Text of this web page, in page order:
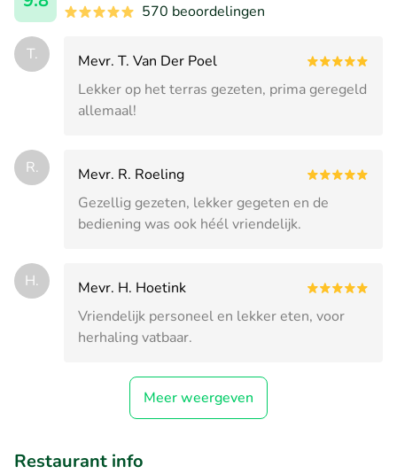
570 beoordelingen
T.
Mevr. T. Van Der Poel
Lekker op het terras gezeten, prima geregeld
allemaal!
R.
Mevr. R. Roeling
Gezellig gezeten, lekker gegeten en de
bediening was ook héél vriendelijk.
H.
Mevr. H. Hoetink
Vriendelijk personeel en lekker eten, voor
herhaling vatbaar.
Meer weergeven
Restaurant info